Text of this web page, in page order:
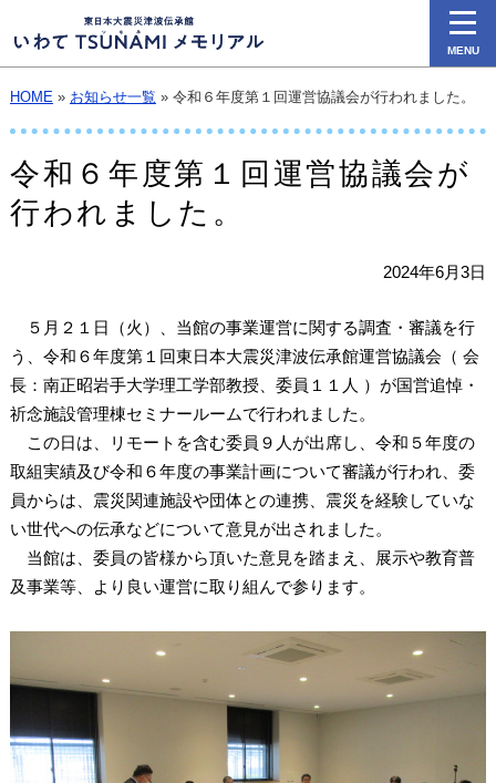
HOME» お知らせ一覧 » 令和６年度第１回運営協議会が行われました。
令和６年度第１回運営協議会が
行われました。
2024年6月3日
５月２１日（火）、当館の事業運営に関する調査・審議を行
う、令和６年度第１回東日本大震災津波伝承館運営協議会（ 会
長：南正昭岩手大学理工学部教授、委員１１人 ）が国営追悼・
祈念施設管理棟セミナールームで行われました。
この日は、リモートを含む委員９人が出席し、令和５年度の
取組実績及び令和６年度の事業計画について審議が行われ、委
員からは、震災関連施設や団体との連携、震災を経験していな
い世代への伝承などについて意見が出されました。
当館は、委員の皆様から頂いた意見を踏まえ、展示や教育普
及事業等、より良い運営に取り組んで参ります。
MENU